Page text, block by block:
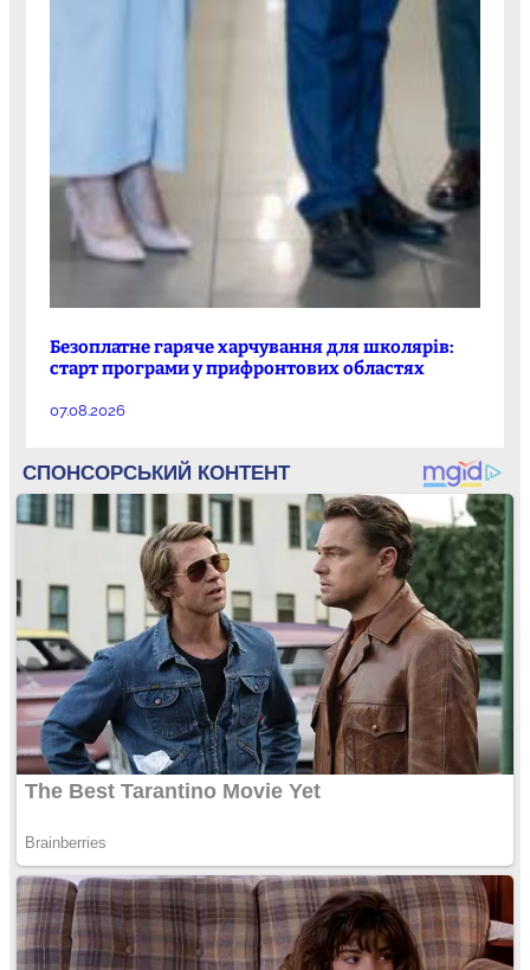
Безоплатне гаряче харчування для школярів:
старт програми у прифронтових областях
07.08.2026